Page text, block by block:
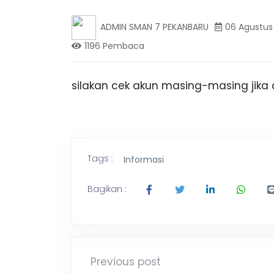
K
A
N
A
R
g
T
v
ADMIN SMAN 7 PEKANBARU 06
1196 Pembaca
silakan cek akun masing-masing
Tags : Informasi
Bagikan :
Previous post